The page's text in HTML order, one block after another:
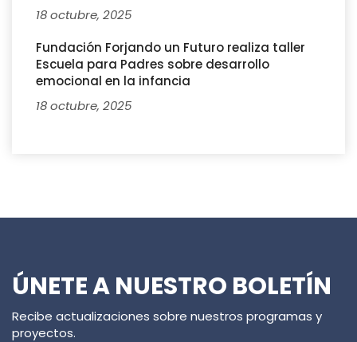
18 octubre, 2025
Fundación Forjando un Futuro realiza taller
Escuela para Padres sobre desarrollo
emocional en la infancia
18 octubre, 2025
ÚNETE A NUESTRO BOLETÍN
Recibe actualizaciones sobre nuestros programas y
proyectos.